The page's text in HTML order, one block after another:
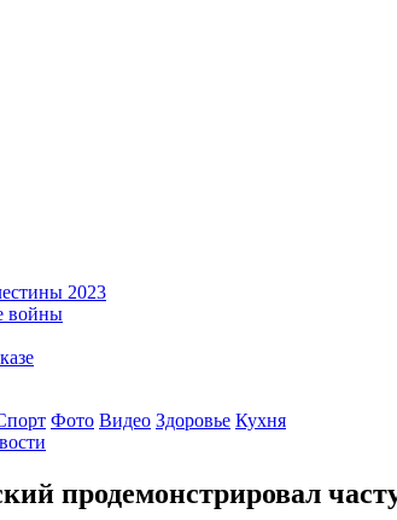
2023
войны
Фото Видео Здоровье Кухня
продемонстрировал